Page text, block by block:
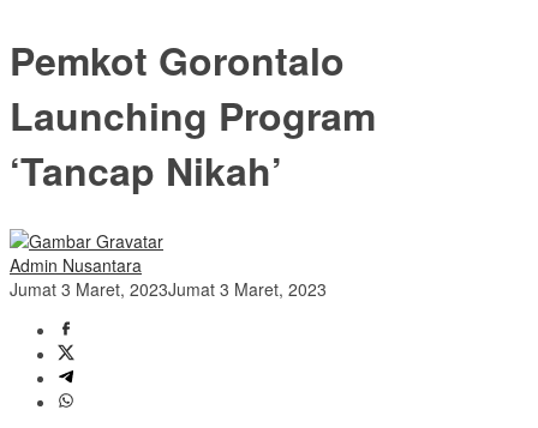
Pemkot Gorontalo
Launching Program
‘Tancap Nikah’
Admin Nusantara
Jumat 3 Maret, 2023Jumat 3 Maret, 2023